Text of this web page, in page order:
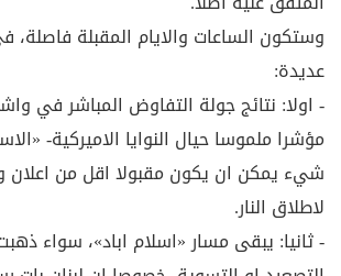
وستكون الساعات والايام المقبلة
عديدة:
- اولا: نتائج جولة التفاوض المباشر في
مؤشرا ملموسا حيال النوايا الاميركية-
شيء يمكن ان يكون مقبولا اقل من
لاطلاق النار.
- ثانيا: يبقى مسار «اسلام اباد»، سواء